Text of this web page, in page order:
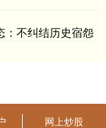
：不纠结历史宿怨
网上炒股